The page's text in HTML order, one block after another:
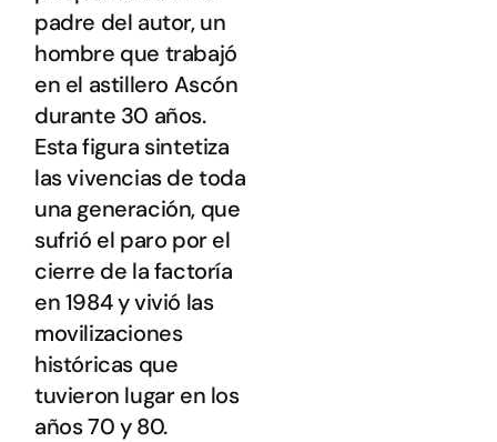
padre del autor, un
hombre que trabajó
en el astillero Ascón
durante 30 años.
Esta figura sintetiza
las vivencias de toda
una generación, que
sufrió el paro por el
cierre de la factoría
en 1984 y vivió las
movilizaciones
históricas que
tuvieron lugar en los
años 70 y 80.